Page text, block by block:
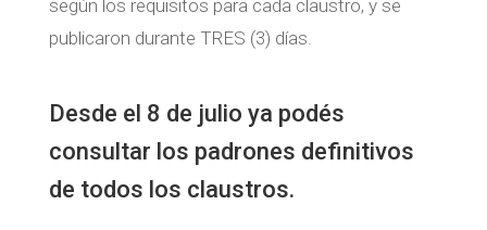
según los requisitos para cada claustro, y se
publicaron durante TRES (3) días.
Desde el 8 de julio ya podés
consultar los padrones definitivos
de todos los claustros.